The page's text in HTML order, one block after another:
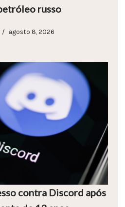
russo
agosto 8, 2026
contra Discord após